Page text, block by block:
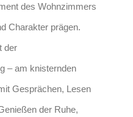
des Wohnzimmers
Charakter prägen.
der
– am knisternden
Gesprächen, Lesen
der Ruhe,